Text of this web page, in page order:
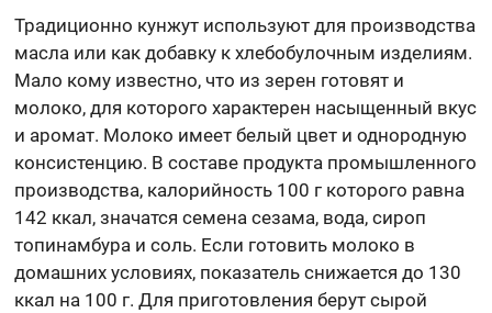
Традиционно кунжут используют для производства
масла или как добавку к хлебобулочным изделиям.
Мало кому известно, что из зерен готовят и
молоко, для которого характерен насыщенный вкус
и аромат. Молоко имеет белый цвет и однородную
консистенцию. В составе продукта промышленного
производства, калорийность 100 г которого равна
142 ккал, значатся семена сезама, вода, сироп
топинамбура и соль. Если готовить молоко в
домашних условиях, показатель снижается до 130
ккал на 100 г. Для приготовления берут сырой